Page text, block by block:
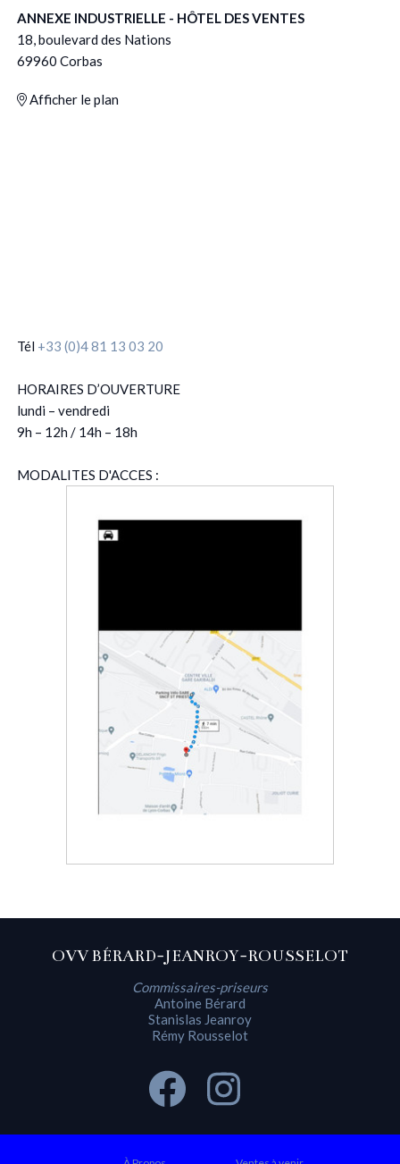
ANNEXE INDUSTRIELLE - HÔTEL DES VENTES
18, boulevard des Nations
69960 Corbas
Afficher le plan
Tél +33 (0)4 81 13 03 20
HORAIRES D’OUVERTURE
lundi – vendredi
9h – 12h / 14h – 18h
MODALITES D'ACCES :
OVV BÉRARD-JEANROY-ROUSSELOT
Commissaires-priseurs
Antoine Bérard
Stanislas Jeanroy
Rémy Rousselot